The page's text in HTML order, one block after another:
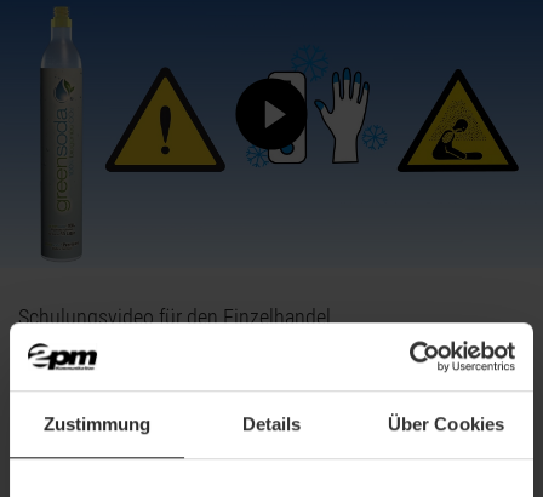
Zustimmung Details Über Cookies
Schulungsvideo für den Einzelhandel
Kunde:Gase Partner GmbH
Aufgabe:Idee, Konzept, Illustration, Motion Graphics, 2D & 3D Animation,
Postproduktion